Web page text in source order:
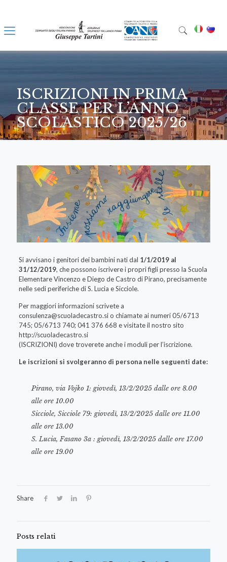
ISCRIZIONI IN PRIMA
CLASSE PER L’ANNO
SCOLASTICO 2025/26
Si avvisano i genitori dei bambini nati dal 1/1/2019 al
31/12/2019, che possono iscrivere i propri figli presso la Scuola
Elementare Vincenzo e Diego de Castro di Pirano, precisamente
nelle sedi periferiche di S. Lucia e Sicciole.
Per maggiori informazioni scrivete a
consulenza@scuoladecastro.sio chiamate ai numeri 05/6713
745; 05/6713 740; 041 376 668 e visitate il nostro sito
http://scuoladecastro.si
(ISCRIZIONI) dove troverete anche i moduli per l’iscrizione.
Le iscrizioni si svolgeranno di persona nelle seguenti date:
Pirano, via Vojko 1: giovedì, 13/2/2025 dalle ore 8.00
alle ore 10.00
Sicciole, Sicciole 79: giovedì, 13/2/2025 dalle ore 11.00
alle ore 13.00
S. Lucia, Fasano 3a : giovedì, 13/2/2025 dalle ore 17.00
alle ore 19.00
Share
Posts relati